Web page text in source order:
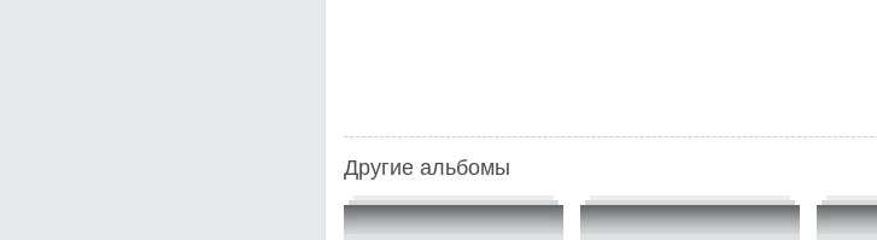
Другие альбомы